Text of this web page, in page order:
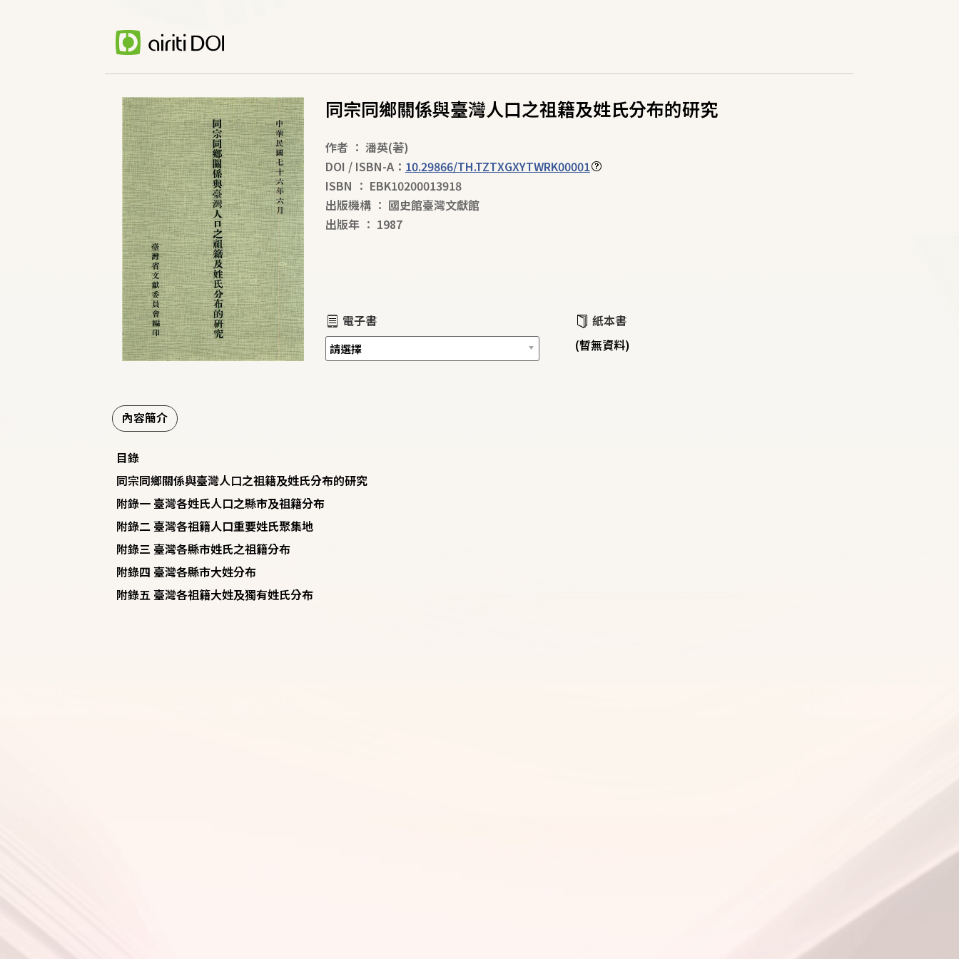
同宗同鄉關係與臺灣人口之祖籍及姓氏分布的研究
作者 ： 潘英(著)
DOI / ISBN-A： 10.29866/TH.TZTXGXYTWRK00001
ISBN ： EBK10200013918
出版機構 ： 國史館臺灣文獻館
出版年 ： 1987
電子書
紙本書
(暫無資料)
內容簡介
目錄
同宗同鄉關係與臺灣人口之祖籍及姓氏分布的研究
附錄一 臺灣各姓氏人口之縣市及祖籍分布
附錄二 臺灣各祖籍人口重要姓氏聚集地
附錄三 臺灣各縣市姓氏之祖籍分布
附錄四 臺灣各縣市大姓分布
附錄五 臺灣各祖籍大姓及獨有姓氏分布